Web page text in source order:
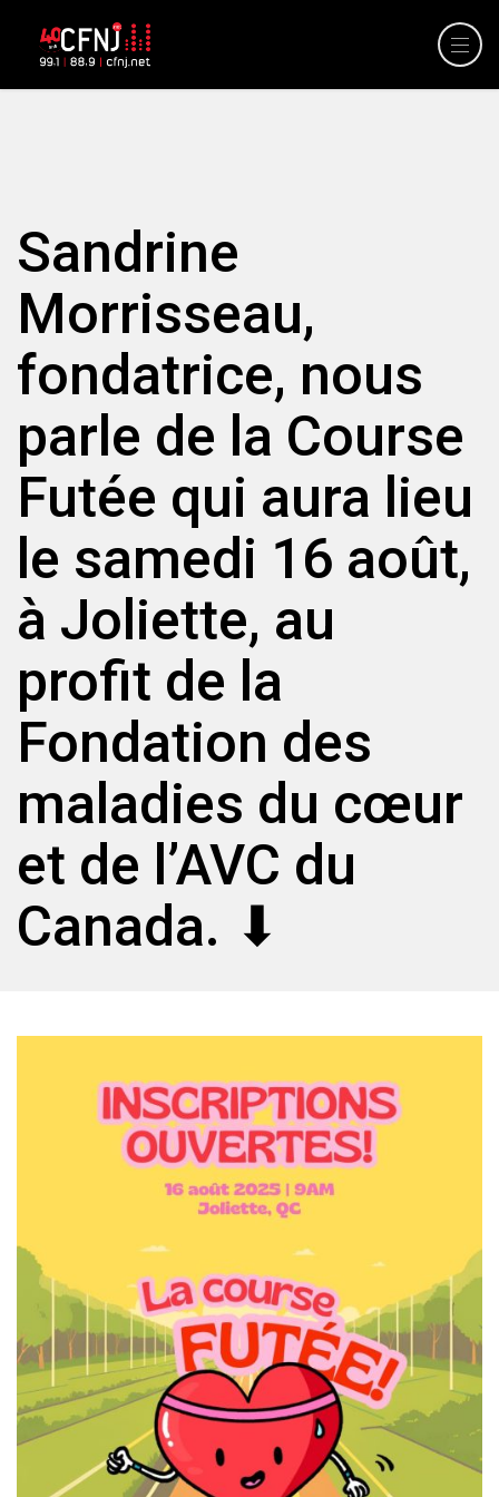
Sandrine
Morrisseau,
fondatrice, nous
parle de la Course
Futée qui aura lieu
le samedi 16 août,
à Joliette, au
profit de la
Fondation des
maladies du cœur
et de l’AVC du
Canada. ⬇